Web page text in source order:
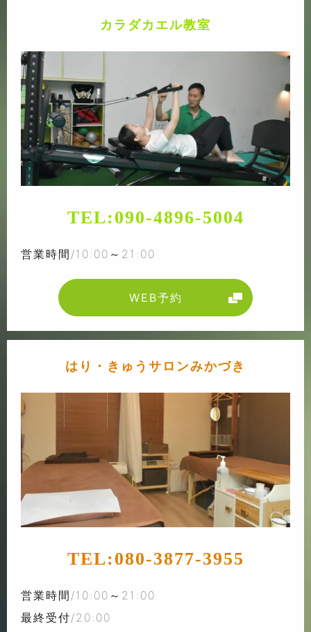
カラダカエル教室
TEL:090-4896-5004
営業時間/10:00～21:00
WEB予約
はり・きゅうサロンみかづき
TEL:080-3877-3955
営業時間/10:00～21:00
最終受付/20:00